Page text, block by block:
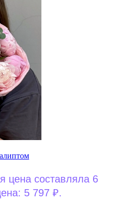
цена составляла 6
5 797 ₽.